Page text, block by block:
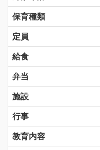
保育種類
定員
給食
弁当
施設
行事
教育内容